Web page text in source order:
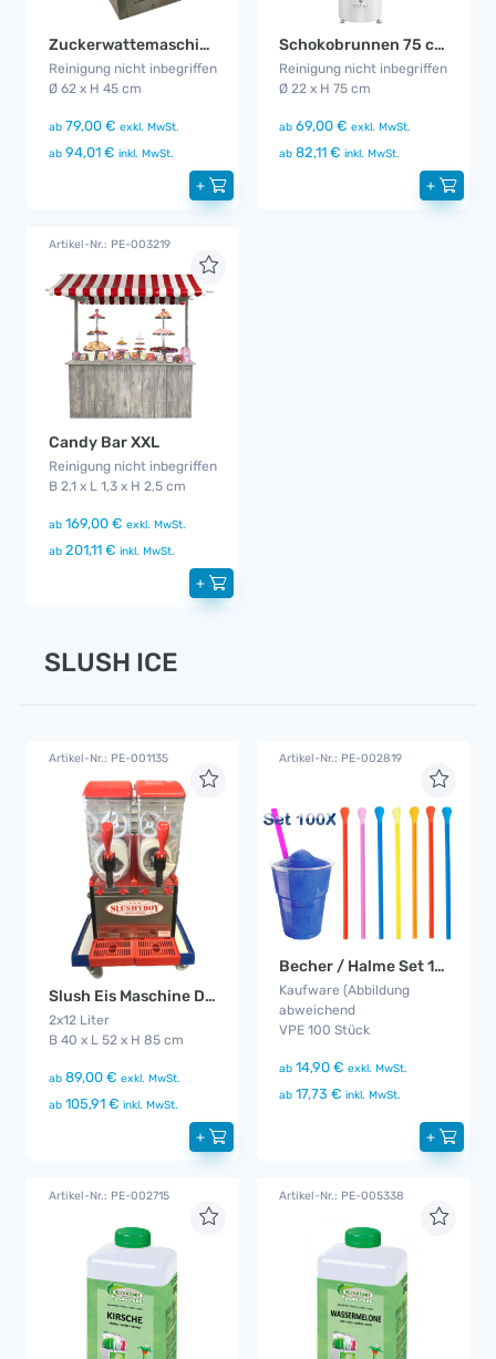
Zuckerwattemaschine
Reinigung nicht inbegriffen
Ø 62 x H 45 cm
ab 79,00 € exkl. MwSt.
ab 94,01 € inkl. MwSt.
+
Schokobrunnen 75 cm
Reinigung nicht inbegriffen
Ø 22 x H 75 cm
ab 69,00 € exkl. MwSt.
ab 82,11 € inkl. MwSt.
+
Artikel-Nr.: PE-003219
Candy Bar XXL
Reinigung nicht inbegriffen
B 2,1 x L 1,3 x H 2,5 cm
ab 169,00 € exkl. MwSt.
ab 201,11 € inkl. MwSt.
+
SLUSH ICE
Artikel-Nr.: PE-001135
Slush Eis Maschine Doppelkammer
2x12 Liter
B 40 x L 52 x H 85 cm
ab 89,00 € exkl. MwSt.
ab 105,91 € inkl. MwSt.
+
Artikel-Nr.: PE-002819
Becher / Halme Set 100x
Kaufware (Abbildung
abweichend
VPE 100 Stück
ab 14,90 € exkl. MwSt.
ab 17,73 € inkl. MwSt.
+
Artikel-Nr.: PE-002715 Artikel-Nr.: PE-005338